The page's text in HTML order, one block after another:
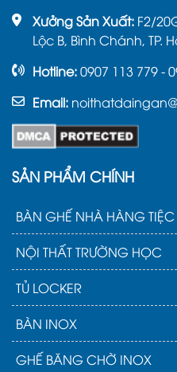
Xưởng Sản Xuất: F2/
Lộc B, Bình Chánh, TP.
Hotline:0907 113 779 -
Email:
SẢN PHẨM CHÍNH
BÀN GHẾ NHÀ HÀNG
NỘI THẤT TRƯỜNG HỌC
TỦ LOCKER
BÀN INOX
GHẾ BĂNG CHỜ INOX